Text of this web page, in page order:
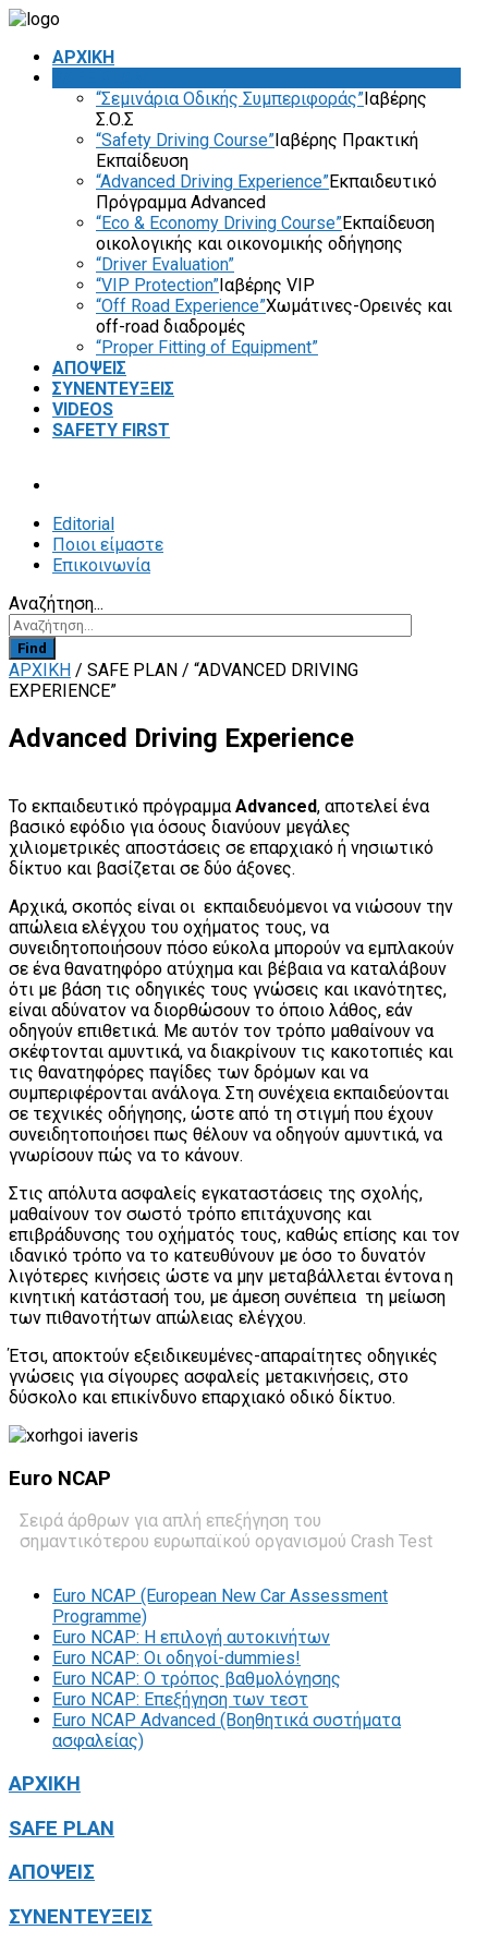
ΑΡΧΙΚΗ
“Σεμινάρια Οδικής Συμπεριφοράς”Ιαβέρης
Σ.Ο.Σ
“Safety Driving Course”Ιαβέρης Πρακτική
Εκπαίδευση
“Advanced Driving Experience”Εκπαιδευτικό
Πρόγραμμα Advanced
“Eco & Economy Driving Course”Εκπαίδευση
οικολογικής και οικονομικής οδήγησης
“Driver Evaluation”
“VIP Protection”Ιαβέρης VIP
“Off Road Experience”Χωμάτινες-Ορεινές και
off-road διαδρομές
“Proper Fitting of Equipment”
ΑΠΟΨΕΙΣ
ΣΥΝΕΝΤΕΥΞΕΙΣ
VIDEOS
SAFETY FIRST
Editorial
Ποιοι είμαστε
Επικοινωνία
Αναζήτηση...
Find
ΑΡΧΙΚΗ / SAFE PLAN / “ADVANCED DRIVING
EXPERIENCE”
Advanced Driving Experience
Το εκπαιδευτικό πρόγραμμαAdvanced, αποτελεί ένα
βασικό εφόδιο για όσους διανύουν μεγάλες
χιλιομετρικές αποστάσεις σε επαρχιακό ή νησιωτικό
δίκτυο και βασίζεται σε δύο άξονες.
Αρχικά, σκοπός είναι οι εκπαιδευόμενοι να νιώσουν την
απώλεια ελέγχου του οχήματος τους, να
συνειδητοποιήσουν πόσο εύκολα μπορούν να εμπλακούν
σε ένα θανατηφόρο ατύχημα και βέβαια να καταλάβουν
ότι με βάση τις οδηγικές τους γνώσεις και ικανότητες,
είναι αδύνατον να διορθώσουν το όποιο λάθος, εάν
οδηγούν επιθετικά. Με αυτόν τον τρόπο μαθαίνουν να
σκέφτονται αμυντικά, να διακρίνουν τις κακοτοπιές και
τις θανατηφόρες παγίδες των δρόμων και να
συμπεριφέρονται ανάλογα. Στη συνέχεια εκπαιδεύονται
σε τεχνικές οδήγησης, ώστε από τη στιγμή που έχουν
συνειδητοποιήσει πως θέλουν να οδηγούν αμυντικά, να
γνωρίσουν πώς να το κάνουν.
Στις απόλυτα ασφαλείς εγκαταστάσεις της σχολής,
μαθαίνουν τον σωστό τρόπο επιτάχυνσης και
επιβράδυνσης του οχήματός τους, καθώς επίσης και τον
ιδανικό τρόπο να το κατευθύνουν με όσο το δυνατόν
λιγότερες κινήσεις ώστε να μην μεταβάλλεται έντονα η
κινητική κατάστασή του, με άμεση συνέπεια τη μείωση
των πιθανοτήτων απώλειας ελέγχου.
Έτσι, αποκτούν εξειδικευμένες-απαραίτητες οδηγικές
γνώσεις για σίγουρες ασφαλείς μετακινήσεις, στο
δύσκολο και επικίνδυνο επαρχιακό οδικό δίκτυο.
Euro NCAP
Σειρά άρθρων για απλή επεξήγηση του
σημαντικότερου ευρωπαϊκού οργανισμού Crash Test
Euro NCAP (European New Car Assessment
Programme)
Euro NCAP: Η επιλογή αυτοκινήτων
Euro NCAP: Οι οδηγοί-dummies!
Euro NCAP: O τρόπος βαθμολόγησης
Euro NCAP: Επεξήγηση των τεστ
Euro NCAP Advanced (Βοηθητικά συστήματα
ασφαλείας)
ΑΡΧΙΚΗ
SAFE PLAN
ΑΠΟΨΕΙΣ
ΣΥΝΕΝΤΕΥΞΕΙΣ